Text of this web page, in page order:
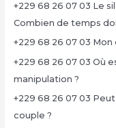
+229 68 26 07 03 Le
Combien de temps
+229 68 26 07 03
+229 68 26 07 03 Où
manipulation ?
+229 68 26 07 03
couple ?